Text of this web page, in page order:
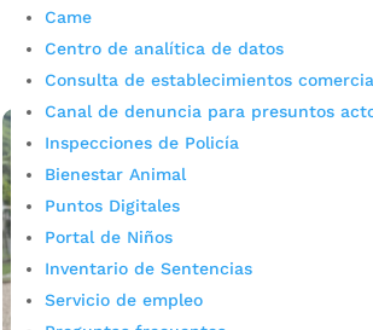
Came
Centro de analítica de datos
Consulta de establecimientos
Canal de denuncia para presuntos
Inspecciones de Policía
Bienestar Animal
Puntos Digitales
Portal de Niños
Inventario de Sentencias
Servicio de empleo
Bucaramanga que necesiten de nuestra
el propósito de respaldar a las familias
necesitan y de promover la solidaridad...